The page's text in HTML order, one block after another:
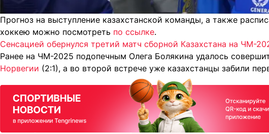
Прогноз на выступление казахстанской команды, а также
хоккею можно посмотреть по ссылке.
Сенсацией обернулся третий матч сборной Казахстана на ЧМ-
Ранее на ЧМ-2025 подопечным Олега Болякина удалось
Норвегии (2:1), а во второй встрече уже казахстанцы забили